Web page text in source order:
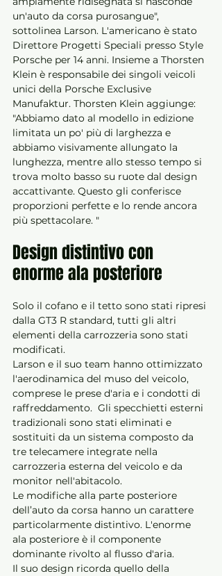
un'auto da corsa purosangue",
sottolinea Larson. L'americano è stato
Direttore Progetti Speciali presso Style
Porsche per 14 anni. Insieme a Thorsten
Klein è responsabile dei singoli veicoli
unici della Porsche Exclusive
Manufaktur. Thorsten Klein aggiunge:
"Abbiamo dato al modello in edizione
limitata un po' più di larghezza e
abbiamo visivamente allungato la
lunghezza, mentre allo stesso tempo si
trova molto basso su ruote dal design
accattivante. Questo gli conferisce
proporzioni perfette e lo rende ancora
più spettacolare. "
Design distintivo con
enorme ala posteriore
Solo il cofano e il tetto sono stati ripresi
dalla GT3 R standard, tutti gli altri
elementi della carrozzeria sono stati
modificati.
Larson e il suo team hanno ottimizzato
l'aerodinamica del muso del veicolo,
comprese le prese d'aria e i condotti di
raffreddamento.  Gli specchietti esterni
tradizionali sono stati eliminati e
sostituiti da un sistema composto da
tre telecamere integrate nella
carrozzeria esterna del veicolo e da
monitor nell'abitacolo.
Le modifiche alla parte posteriore
dell’auto da corsa hanno un carattere
particolarmente distintivo. L'enorme
ala posteriore è il componente
dominante rivolto al flusso d'aria.
Il suo design ricorda quello della